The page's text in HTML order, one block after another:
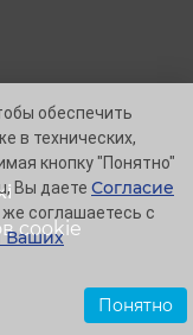
cookie
обеспечить
в технических,
кнопку "Понятно"
Вы даете Согласие
соглашаетесь с
Ваших
Понятно